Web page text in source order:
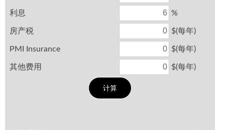
利息 %
房产税 $(每年)
PMI Insurance $(每年)
其他费用 $(每年)